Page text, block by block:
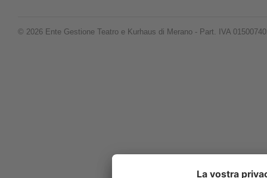
© 2026 Ente Gestione Teatro e Kurhaus di Merano - Part. IVA